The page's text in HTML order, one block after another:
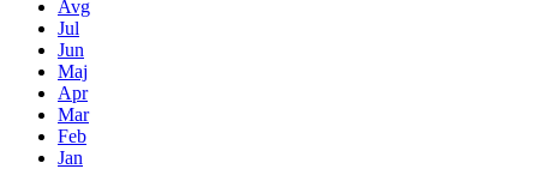
Avg
Jul
Jun
Maj
Apr
Mar
Feb
Jan